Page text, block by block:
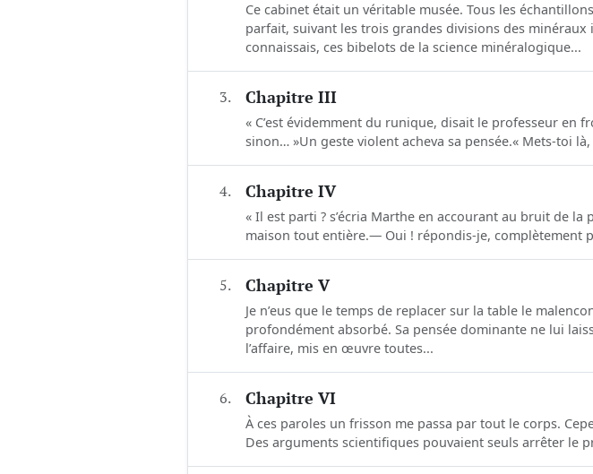
Ce cabinet était un véritable musée. Tous les
parfait, suivant les trois grandes divisions des
connaissais, ces bibelots de la science minéralogique...
3. Chapitre III
« C’est évidemment du runique, disait le professeur en
sinon… »Un geste violent acheva sa pensée.« Mets-toi
4. Chapitre IV
« Il est parti ? s’écria Marthe en accourant au bruit de
maison tout entière.— Oui ! répondis-je, complètement
5. Chapitre V
Je n’eus que le temps de replacer sur la table le
profondément absorbé. Sa pensée dominante ne lui
l’affaire, mis en œuvre toutes...
6. Chapitre VI
À ces paroles un frisson me passa par tout le corps.
Des arguments scientifiques pouvaient seuls arrêter le